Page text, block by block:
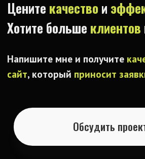
+7 991 535 82 94
согласие на обработку персональных данных